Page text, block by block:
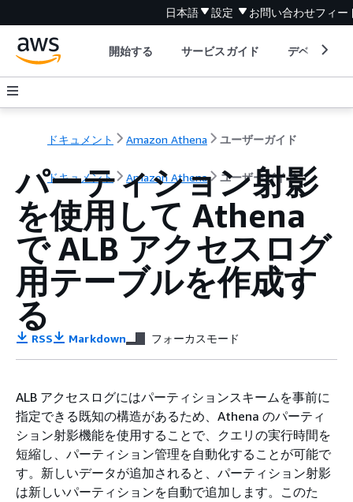
日本語 設定 お問い合わせフィー
開始する サービスガイド デベロッパ
ドキュメント Amazon Athena ユーザーガイド
ドキュメント Amazon Athena ユーザーガイド
パーティション射影
を使用して Athena
で ALB アクセスログ
用テーブルを作成す
る
RSS Markdown フォーカスモード
ALB アクセスログにはパーティションスキームを事前に
指定できる既知の構造があるため、Athena のパーティ
ション射影機能を使用することで、クエリの実行時間を
短縮し、パーティション管理を自動化することが可能で
す。新しいデータが追加されると、パーティション射影
は新しいパーティションを自動で追加します。このた